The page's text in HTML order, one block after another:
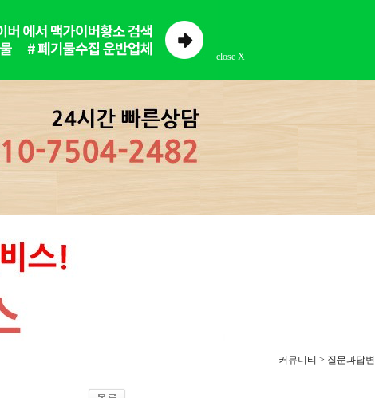
close X
커뮤니티 > 질문과답변